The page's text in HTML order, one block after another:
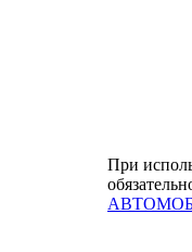
При